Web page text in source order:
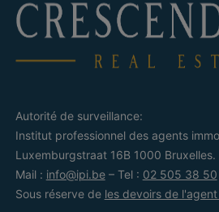
Autorité de surveillance:
Institut professionnel des agents
Luxemburgstraat 16B 1000 Bruxelles.
Mail : info@ipi.be– Tel : 02 505 38 50
Sous réserve de les devoirs de